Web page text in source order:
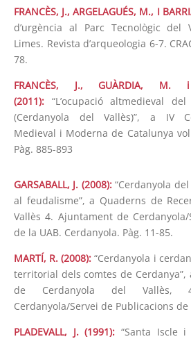
FRANCÈS, J., ARGELAGUÉS, M., I
d’urgència al Parc Tecnològic del
Limes. Revista d’arqueologia 6-7.
78.
FRANCÈS, J., GUÀRDIA, M. i
(2011): “L’ocupació altmedieval
(Cerdanyola del Vallès)”, a IV
Medieval i Moderna de Catalunya
Pàg. 885-893
GARSABALL, J. (2008):“Cerdanyola
al feudalisme”, a Quaderns de
Vallès 4. Ajuntament de
de la UAB. Cerdanyola. Pàg. 11-85.
MARTÍ, R. (2008): “Cerdanyola i
territorial dels comtes de Cerdanya”,
de Cerdanyola del Vallès,
Cerdanyola/Servei de Publicacions de
PLADEVALL, J. (1991): “Santa Iscle